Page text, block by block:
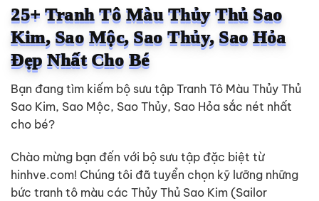
25+ Tranh Tô Màu Thủy Thủ Sao
Kim, Sao Mộc, Sao Thủy, Sao Hỏa
Đẹp Nhất Cho Bé
Bạn đang tìm kiếm bộ sưu tập Tranh Tô Màu Thủy Thủ
Sao Kim, Sao Mộc, Sao Thủy, Sao Hỏa sắc nét nhất
cho bé?
Chào mừng bạn đến với bộ sưu tập đặc biệt từ
hinhve.com! Chúng tôi đã tuyển chọn kỹ lưỡng những
bức tranh tô màu các Thủy Thủ Sao Kim (Sailor